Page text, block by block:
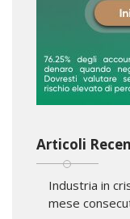
Articoli
Industria in
mese